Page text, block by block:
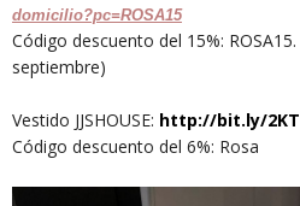
domicilio?pc=ROSA15
Código descuento del 15%:
septiembre)
Vestido JJSHOUSE: http://bit.ly/
Código descuento del 6%: Rosa